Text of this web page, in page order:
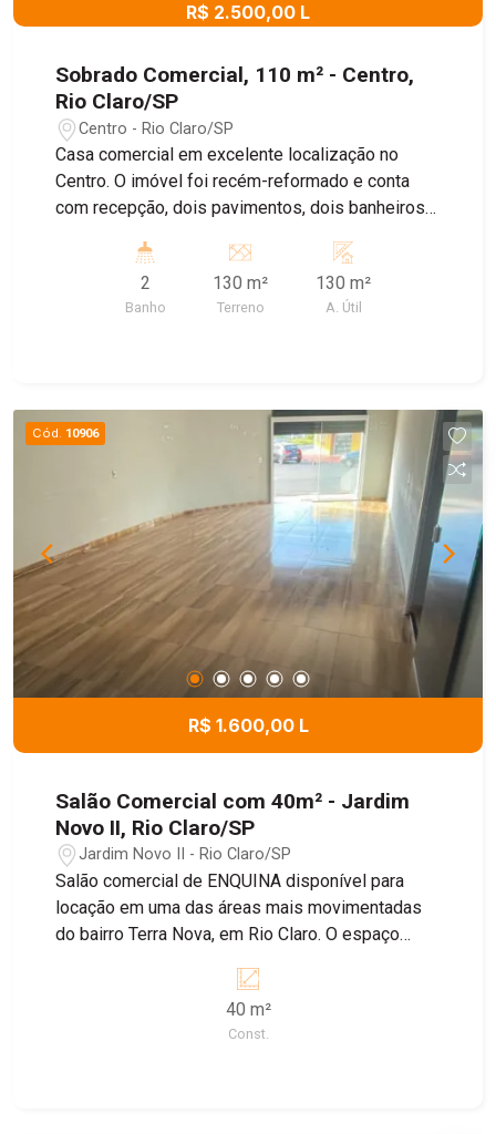
R$ 2.500,00 L
Sobrado Comercial, 110 m² - Centro,
Rio Claro/SP
Centro - Rio Claro/SP
Casa comercial em excelente localização no
Centro. O imóvel foi recém-reformado e conta
com recepção, dois pavimentos, dois banheiros e
2
Banho
130 m²
Terreno
130 m²
A. Útil
Cód. 10906
R$ 1.600,00 L
Salão Comercial com 40m² - Jardim
Novo II, Rio Claro/SP
Jardim Novo II - Rio Claro/SP
Salão comercial de ENQUINA disponível para
locação em uma das áreas mais movimentadas
do bairro Terra Nova, em Rio Claro. O espaço
tipos de negócios. Com um ambiente bem
localizado e de fácil acesso, este salão é
perfeito para atrair clientes. A locação está
40 m²
Const.